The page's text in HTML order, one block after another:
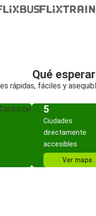
Qué
rápidas, fáciles y
5
Ciudades
directamente
accesibles
Ver mapa